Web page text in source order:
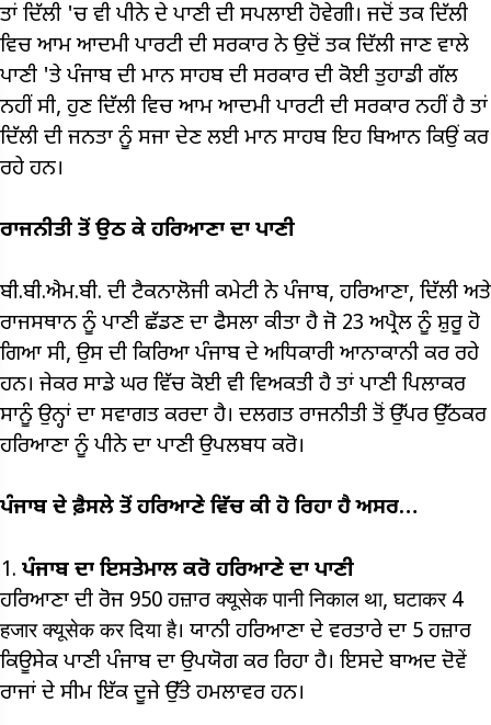
ਤਾਂ ਦਿੱਲੀ 'ਚ ਵੀ ਪੀਨੇ ਦੇ ਪਾਣੀ ਦੀ ਸਪਲਾਈ ਹੋਵੇਗੀ। ਜਦੋਂ ਤਕ ਦਿੱਲੀ
ਵਿਚ ਆਮ ਆਦਮੀ ਪਾਰਟੀ ਦੀ ਸਰਕਾਰ ਨੇ ਉਦੋਂ ਤਕ ਦਿੱਲੀ ਜਾਣ ਵਾਲੇ
ਪਾਣੀ 'ਤੇ ਪੰਜਾਬ ਦੀ ਮਾਨ ਸਾਹਬ ਦੀ ਸਰਕਾਰ ਦੀ ਕੋਈ ਤੁਹਾਡੀ ਗੱਲ
ਨਹੀਂ ਸੀ, ਹੁਣ ਦਿੱਲੀ ਵਿਚ ਆਮ ਆਦਮੀ ਪਾਰਟੀ ਦੀ ਸਰਕਾਰ ਨਹੀਂ ਹੈ ਤਾਂ
ਦਿੱਲੀ ਦੀ ਜਨਤਾ ਨੂੰ ਸਜਾ ਦੇਣ ਲਈ ਮਾਨ ਸਾਹਬ ਇਹ ਬਿਆਨ ਕਿਉਂ ਕਰ
ਰਹੇ ਹਨ।
ਰਾਜਨੀਤੀ ਤੋਂ ਉਠ ਕੇ ਹਰਿਆਣਾ ਦਾ ਪਾਣੀ
ਬੀ.ਬੀ.ਐਮ.ਬੀ. ਦੀ ਟੈਕਨਾਲੋਜੀ ਕਮੇਟੀ ਨੇ ਪੰਜਾਬ, ਹਰਿਆਣਾ, ਦਿੱਲੀ ਅਤੇ
ਰਾਜਸਥਾਨ ਨੂੰ ਪਾਣੀ ਛੱਡਣ ਦਾ ਫੈਸਲਾ ਕੀਤਾ ਹੈ ਜੋ 23 ਅਪ੍ਰੈਲ ਨੂੰ ਸ਼ੁਰੂ ਹੋ
ਗਿਆ ਸੀ, ਉਸ ਦੀ ਕਿਰਿਆ ਪੰਜਾਬ ਦੇ ਅਧਿਕਾਰੀ ਆਨਾਕਾਨੀ ਕਰ ਰਹੇ
ਹਨ। ਜੇਕਰ ਸਾਡੇ ਘਰ ਵਿੱਚ ਕੋਈ ਵੀ ਵਿਅਕਤੀ ਹੈ ਤਾਂ ਪਾਣੀ ਪਿਲਾਕਰ
ਸਾਨੂੰ ਉਨ੍ਹਾਂ ਦਾ ਸਵਾਗਤ ਕਰਦਾ ਹੈ। ਦਲਗਤ ਰਾਜਨੀਤੀ ਤੋਂ ਉੱਪਰ ਉੱਠਕਰ
ਹਰਿਆਣਾ ਨੂੰ ਪੀਨੇ ਦਾ ਪਾਣੀ ਉਪਲਬਧ ਕਰੋ।
ਪੰਜਾਬ ਦੇ ਫ਼ੈਸਲੇ ਤੋਂ ਹਰਿਆਣੇ ਵਿੱਚ ਕੀ ਹੋ ਰਿਹਾ ਹੈ ਅਸਰ…
ਪੰਜਾਬ ਦਾ ਇਸਤੇਮਾਲ ਕਰੋ ਹਰਿਆਣੇ ਦਾ ਪਾਣੀ
ਹਰਿਆਣਾ ਦੀ ਰੋਜ 950 ਹਜ਼ਾਰ क्यूसेक पानी निकाल था, घटाकर 4
हजार क्यूसेक कर दिया है। ਯਾਨੀ ਹਰਿਆਣਾ ਦੇ ਵਰਤਾਰੇ ਦਾ 5 ਹਜ਼ਾਰ
ਕਿਊਸੇਕ ਪਾਣੀ ਪੰਜਾਬ ਦਾ ਉਪਯੋਗ ਕਰ ਰਿਹਾ ਹੈ। ਇਸਦੇ ਬਾਅਦ ਦੋਵੇਂ
ਰਾਜਾਂ ਦੇ ਸੀਮ ਇੱਕ ਦੂਜੇ ਉੱਤੇ ਹਮਲਾਵਰ ਹਨ।